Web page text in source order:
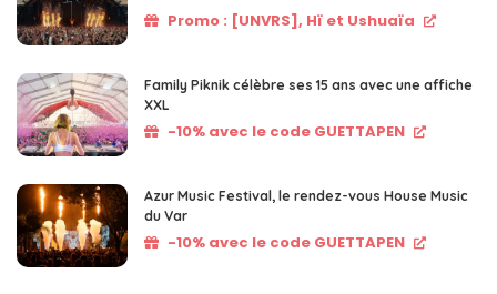
Promo : [UNVRS], Hï et Ushuaïa
Family Piknik célèbre ses 15 ans avec une affiche
XXL
-10% avec le code GUETTAPEN
Azur Music Festival, le rendez-vous House Music
du Var
-10% avec le code GUETTAPEN